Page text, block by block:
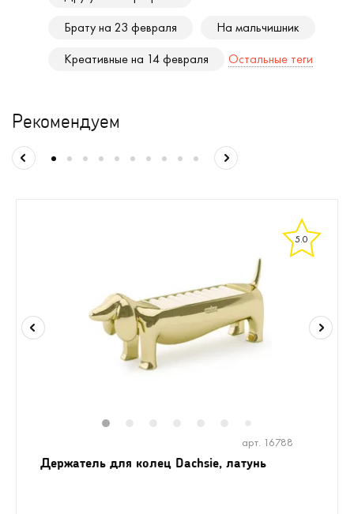
Брату на 23 февраля
На мальчишник
Креативные на 14 февраля
Остальные теги
Рекомендуем
5.0
арт. 16788
Держатель для колец Dachsie, латунь